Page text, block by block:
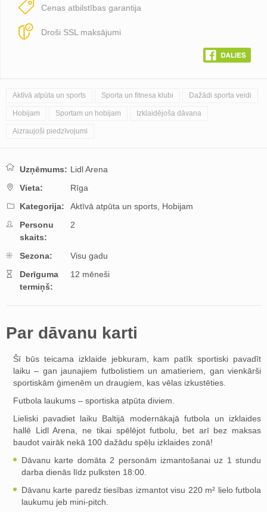
Cenas atbilstības garantija
Droši SSL maksājumi
Aktīvā atpūta un sports Sporta un fitnesa klubi Dažādi sporta veidi
Hobijam Sportam un hobijam Izklaidējoša dāvana
Aizraujoši piedzīvojumi
Uzņēmums: Lidl Arena
Vieta:
Rīga
Kategorija:
Aktīvā atpūta un sports, Hobijam
Personu
skaits:
2
Sezona:
Visu gadu
Derīguma
termiņš:
12 mēneši
Par dāvanu karti
Šī būs teicama izklaide jebkuram, kam patīk sportiski pavadīt
laiku – gan jaunajiem futbolistiem un amatieriem, gan vienkārši
sportiskām ģimenēm un draugiem, kas vēlas izkustēties.
Futbola laukums – sportiska atpūta diviem.
Lieliski pavadiet laiku Baltijā modernākajā futbola un izklaides
hallē Lidl Arena, ne tikai spēlējot futbolu, bet arī bez maksas
baudot vairāk nekā 100 dažādu spēļu izklaides zonā!
Dāvanu karte domāta 2 personām izmantošanai uz 1 stundu
darba dienās līdz pulksten 18:00.
Dāvanu karte paredz tiesības izmantot visu 220 m² lielo futbola
laukumu jeb mini-pitch.